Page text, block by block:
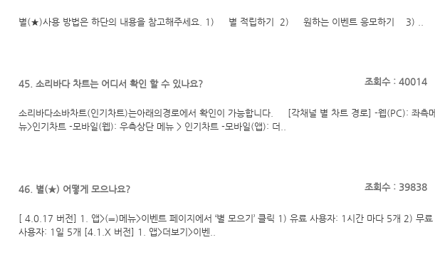
별(★)사용 방법은 하단의 내용을 참고해주세요. 1) 별 적립하기 2) 원하는 이벤트 응모하기 3) ..
45. 소리바다 차트는 어디서 확인 할 수 있나요? 조회수 : 40014
소리바다소바차트(인기차트)는아래의경로에서 확인이 가능합니다. [각채널 별 차트 경로] -웹(PC): 좌측메
뉴>인기차트 -모바일(웹): 우측상단 메뉴 > 인기차트 -모바일(앱): 더..
46. 별(★) 어떻게 모으나요? 조회수 : 39838
[ 4.0.17 버전] 1. 앱>(≡)메뉴>이벤트 페이지에서 ‘별 모으기’ 클릭 1) 유료 사용자: 1시간 마다 5개 2) 무료
사용자: 1일 5개 [4.1.X 버전] 1. 앱>더보기>이벤..